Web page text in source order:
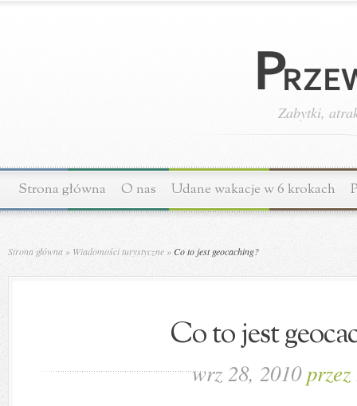
Zabytki,
Strona główna O nas Udane wakacje w 6 krokach
Strona główna » Wiadomości turystyczne » Co to jest geocaching?
Co to jest
wrz 28, 2010przez